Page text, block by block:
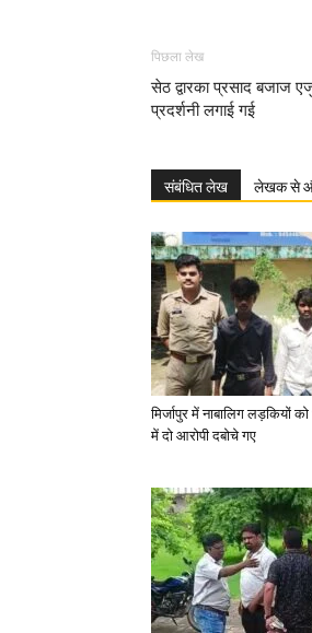
पिछला लेख
सेठ द्वारका प्रसाद बजाज
प्रदर्शनी लगाई गई
संबंधित लेख लेखक से
मिर्जापुर में नाबालिग लड़कियों
में दो आरोपी दबोचे गए